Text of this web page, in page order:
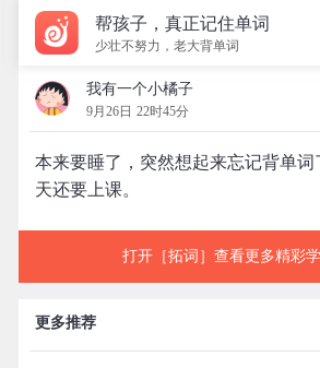
帮孩子，真正记住单词
少壮不努力，老大背单词
我有一个小橘子
9月26日 22时45分
本来要睡了，突然想起来忘记背单词
天还要上课。
打开［拓词］查看更多精彩
更多推荐